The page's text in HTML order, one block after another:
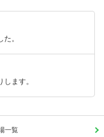
。
ます。
一覧